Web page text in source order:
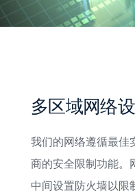
多区域网络
我们的网络遵循最佳
商的安全限制功能。
中间设置防火墙以限